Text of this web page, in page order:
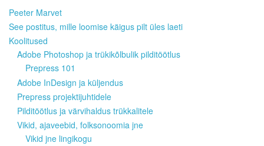
Peeter Marvet
See postitus, mille loomise käigus pilt üles laeti
Koolitused
Adobe Photoshop ja trükikõlbulik pilditöötlus
Prepress 101
Adobe InDesign ja küljendus
Prepress projektijuhtidele
Pilditöötlus ja värvihaldus trükkalitele
Vikid, ajaveebid, folksonoomia jne
Vikid jne lingikogu